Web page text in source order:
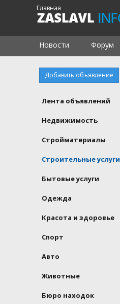
Главная
Новости Форум
Добавить объявление
Лента объявлений
Недвижимость
Стройматериалы
Строительные услуги
Бытовые услуги
Одежда
Красота и здоровье
Спорт
Авто
Животные
Бюро находок